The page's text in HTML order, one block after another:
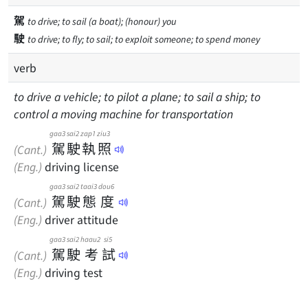
駕 to drive; to sail (a boat); (honour) you
駛 to drive; to fly; to sail; to exploit someone; to spend money
verb
to drive a vehicle; to pilot a plane; to sail a ship; to
control a moving machine for transportation
(Cant.) 駕
gaa3
駛
sai2
執
zap1
照
ziu3
(Eng.) driving license
(Cant.) 駕
gaa3
駛
sai2
態
taai3
度
dou6
(Eng.) driver attitude
(Cant.) 駕
gaa3
駛
sai2
考
haau2
試
si5
(Eng.) driving test